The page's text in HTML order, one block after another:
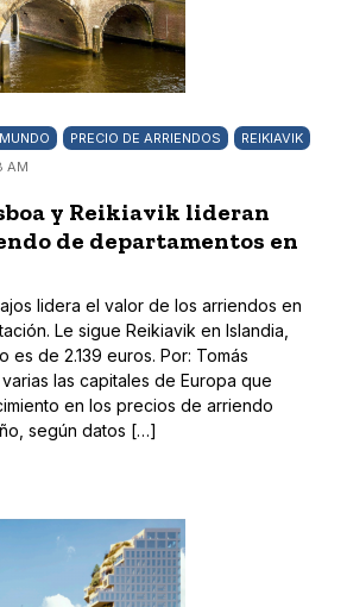
MUNDO PRECIO DE ARRIENDOS
REIKIAVIK
AM
y Reikiavik lideran
de departamentos en
lidera el valor de los arriendos en
Le sigue Reikiavik en Islandia,
de 2.139 euros. Por: Tomás
las capitales de Europa que
en los precios de arriendo
según datos […]